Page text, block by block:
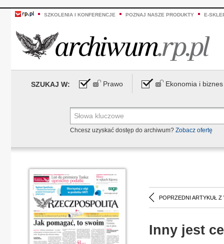
SZKOLENIA I KONFERENCJE POZNAJ NASZE PRODUKTY E-
SZUKAJ W: Prawo Ekonomia i biznes
Chcesz uzyskać dostęp do archiwum? Zobacz ofertę
POPRZEDNI ARTYKUŁ Z
Inny jest